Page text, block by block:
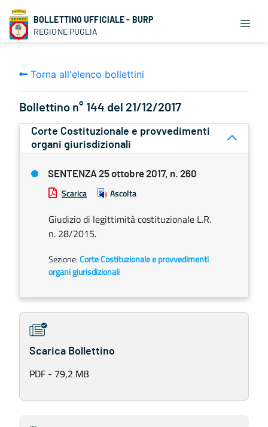
BOLLETTINO UFFICIALE - BURP
REGIONE PUGLIA
Torna all'elenco bollettini
Bollettino n° 144 del 21/12/2017
Corte Costituzionale e provvedimenti
organi giurisdizionali
SENTENZA 25 ottobre 2017, n. 260
Scarica Ascolta
Giudizio di legittimità costituzionale L.R.
n. 28/2015.
Sezione:Corte Costituzionale e provvedimenti
organi giurisdizionali
Scarica Bollettino
PDF - 79,2 MB